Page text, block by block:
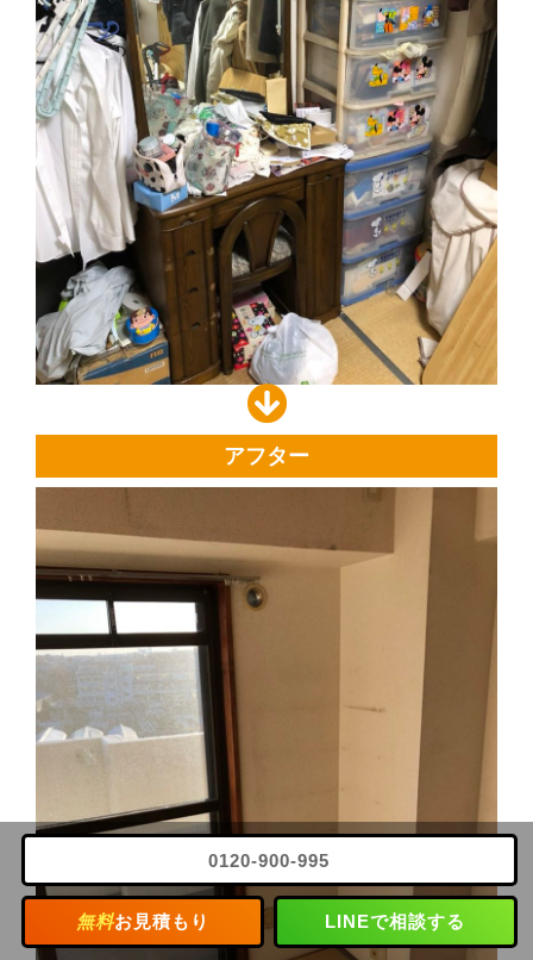
アフター
0120-900-995
無料お見積もり LINEで相談する